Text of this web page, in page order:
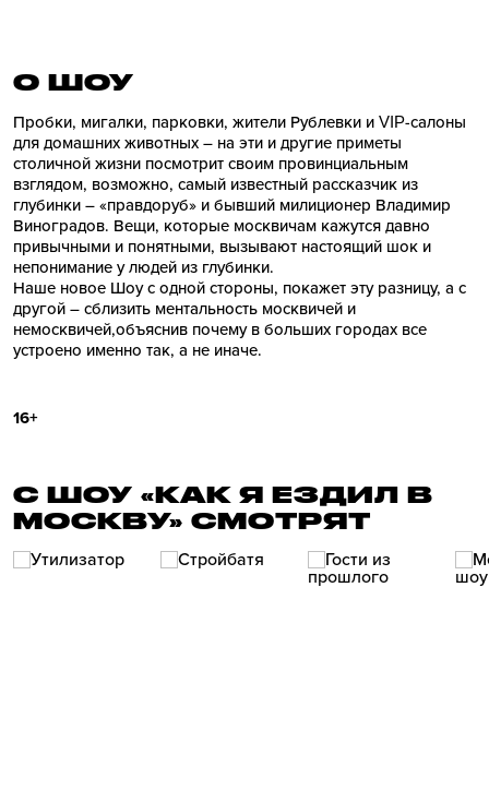
О ШОУ
Пробки, мигалки, парковки, жители Рублевки и VIP-салоны
для домашних животных – на эти и другие приметы
столичной жизни посмотрит своим провинциальным
взглядом, возможно, самый известный рассказчик из
глубинки – «правдоруб» и бывший милиционер Владимир
Виноградов. Вещи, которые москвичам кажутся давно
привычными и понятными, вызывают настоящий шок и
непонимание у людей из глубинки.
Наше новое Шоу с одной стороны, покажет эту разницу, а с
другой – сблизить ментальность москвичей и
немосквичей,объяснив почему в больших городах все
устроено именно так, а не иначе.
16+
С ШОУ «КАК Я ЕЗДИЛ В
МОСКВУ» СМОТРЯТ